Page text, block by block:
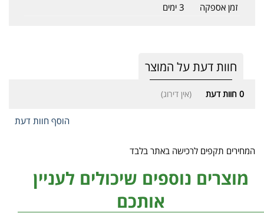
זמן אספקה
3 ימים
חוות דעת על המוצר
0 חוות דעת (אין דירוג)
הוסף חוות דעת
המחירים תקפים לרכישה באתר בלבד
מוצרים נוספים שיכולים לעניין
אותכם